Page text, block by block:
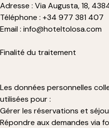
Adresse : Via Augusta, 18,
Téléphone : +34 977 381 407
Email : info@hoteltolosa.com
Finalité du traitement
Les données personnelles
utilisées pour :
Gérer les réservations et
Répondre aux demandes via